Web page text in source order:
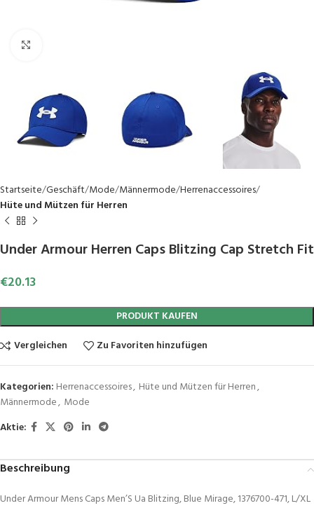
Startseite Geschäft Mode Männermode Herrenaccessoires
Hüte und Mützen für Herren
Under Armour Herren Caps Blitzing Cap Stretch Fit
€20.13
PRODUKT KAUFEN
Vergleichen
Zu Favoriten hinzufügen
Kategorien: Herrenaccessoires, Hüte und Mützen für Herren,
Männermode, Mode
Aktie:
Beschreibung
Under Armour Mens Caps Men’S Ua Blitzing, Blue Mirage, 1376700-471, L/XL